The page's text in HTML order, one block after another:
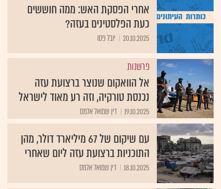
אחרי הפסקת האש: ממה חוששים
כעת הפלסטינים בעזה?
20.10.2025 יובל פסו
פרשנות
אל הוואקום שנוצר ברצועת עזה
נכנסת טורקיה, וזה רע מאוד לישראל
19.10.2025 דין שמואל אלמס
עם שיקום של 67 מיליארד דולר, מהן
התוכניות ברצועת עזה ליום שאחרי
18.10.2025 דין שמואל אלמס